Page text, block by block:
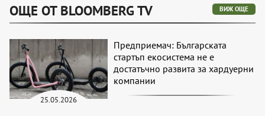
ОЩЕ ОТ BLOOMBERG TV ВИЖ ОЩЕ
25.05.2026
Предприемач: Българската
стартъп екосистема не е
достатъчно развита за хардуерни
компании